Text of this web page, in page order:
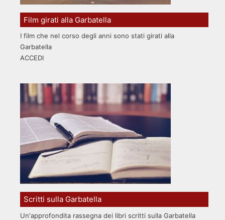
Film girati alla Garbatella
I film che nel corso degli anni sono stati girati alla
Garbatella
ACCEDI
Scritti sulla Garbatella
Un'approfondita rassegna dei libri scritti sulla Garbatella